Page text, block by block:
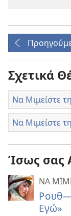
Σχετικά
Να Μιμείστε
Να Μιμείστε
Ίσως σας
ΝΑ
Εγώ»